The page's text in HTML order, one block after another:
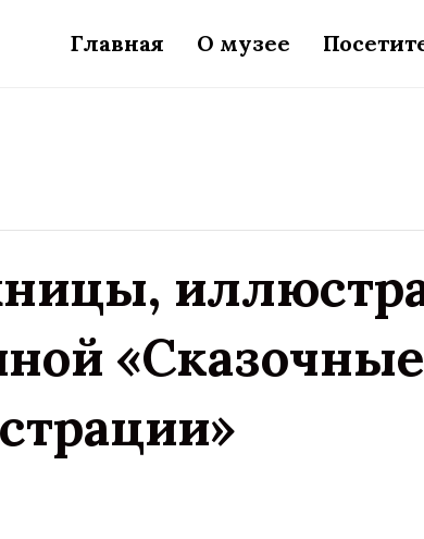
Главная О музее